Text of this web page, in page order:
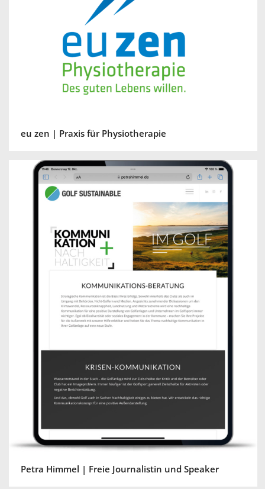
eu zen | Praxis für Physiotherapie
Petra Himmel | Freie Journalistin und Speaker